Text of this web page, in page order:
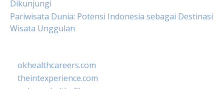
Dikunjungi
Pariwisata Dunia: Potensi Indonesia sebagai Destinasi
Wisata Unggulan
okhealthcareers.com
theintexperience.com